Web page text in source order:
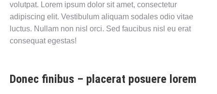
volutpat. Lorem ipsum dolor sit amet, consectetur
adipiscing elit. Vestibulum aliquam sodales odio vitae
luctus. Nullam non nisl orci. Sed faucibus nisl eu erat
consequat egestas!
Donec finibus – placerat posuere lorem